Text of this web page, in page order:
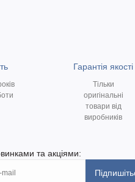
Гарантія якості
Тільки
оригінальні
товари від
виробників
та акціями: